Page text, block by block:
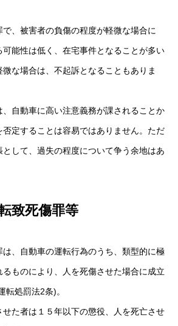
、被害者の負傷の程度が軽微な場合に
能性は低く、在宅事件となることが多い
な場合は、不起訴となることもありま
、自動車に高い注意義務が課されることか
否定することは容易ではありません。ただ
として、過失の程度について争う余地はあ
致死傷罪等
、自動車の運転行為のうち、類型的に極
ものにより、人を死傷させた場合に成立
転処罰法2条)。
た者は１５年以下の懲役、人を死亡させ